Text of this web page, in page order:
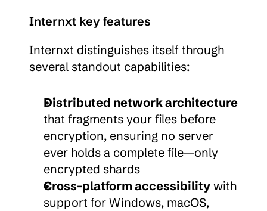
Internxt key features
Internxt distinguishes itself through
several standout capabilities:
Distributed network architecture
that fragments your files before
encryption, ensuring no server
ever holds a complete file—only
encrypted shards
Cross-platform accessibility with
support for Windows, macOS,